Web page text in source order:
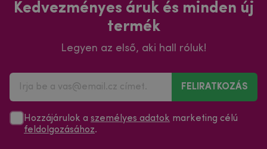
Kedvezményes áruk és minden új
termék
Legyen az első, aki hall róluk!
FELIRATKOZÁS
Hozzájárulok a személyes adatok marketing célú
feldolgozásához.